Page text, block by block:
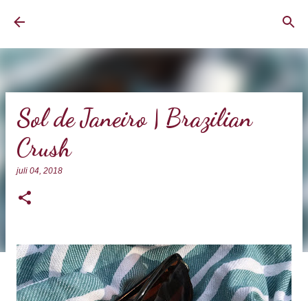
Sol de Janeiro | Brazilian
Crush
juli 04, 2018